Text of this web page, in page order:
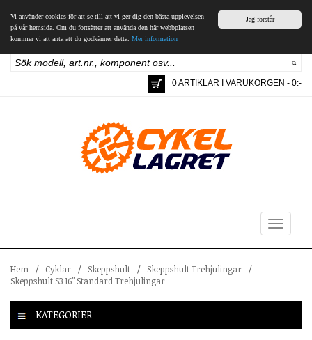
Jag förstår
Vi använder cookies för att se till att vi ger dig den bästa upplevelsen
på vår hemsida. Om du fortsätter att använda den här webbplatsen
kommer vi att anta att du godkänner detta. Mer information
0 ARTIKLAR I VARUKORGEN - 0:-
Toggle
navigation
Hem / Cyklar / Skeppshult / Skeppshult Trehjulingar
/
Skeppshult S3 16" Standard Trehjulingar
KATEGORIER